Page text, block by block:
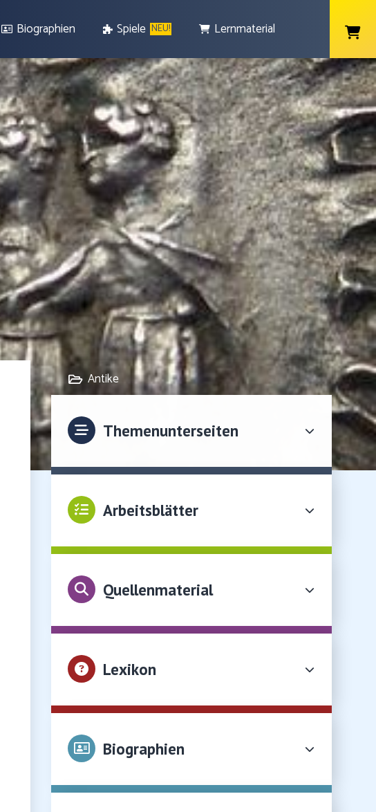
Biographien Spiele NEU! Lernmaterial
Antike
Themenunterseiten
Arbeitsblätter
Quellenmaterial
Lexikon
Biographien